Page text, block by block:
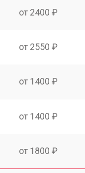
от 2400 ₽
от 2550 ₽
от 1400 ₽
от 1400 ₽
от 1800 ₽